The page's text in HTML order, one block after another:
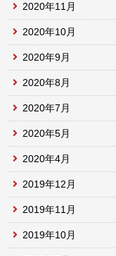
2020年11月
2020年10月
2020年9月
2020年8月
2020年7月
2020年5月
2020年4月
2019年12月
2019年11月
2019年10月